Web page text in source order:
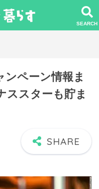
ンペーン情報ま
ススターも貯ま